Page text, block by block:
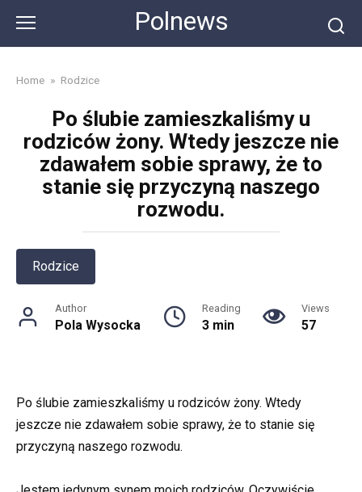
content
Polnews
Home » Rodzice
Po ślubie zamieszkaliśmy u
rodziców żony. Wtedy jeszcze nie
zdawałem sobie sprawy, że to
stanie się przyczyną naszego
rozwodu.
Rodzice
Author
Pola Wysocka
Reading
3 min
Views
57
Po ślubie zamieszkaliśmy u rodziców żony. Wtedy
jeszcze nie zdawałem sobie sprawy, że to stanie się
przyczyną naszego rozwodu.